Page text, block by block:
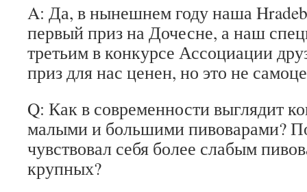
A: Да, в нынешнем году наша
первый приз на Дочесне, а наш
третьим в конкурсе Ассоциации
приз для нас ценен, но это не
Q: Как в современности выглядит
малыми и большими пивоварами?
чувствовал себя более слабым
крупных?